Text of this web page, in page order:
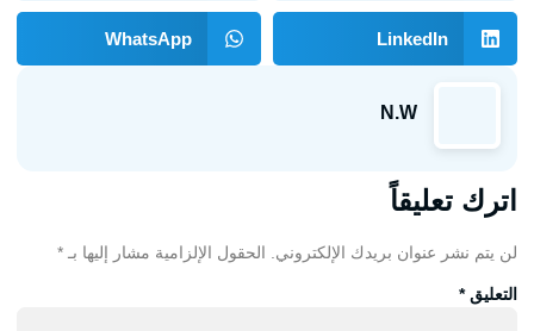
LinkedIn
WhatsApp
N.W
اترك تعليقاً
لن يتم نشر عنوان بريدك الإلكتروني. الحقول الإلزامية مشار إليها بـ *
التعليق*